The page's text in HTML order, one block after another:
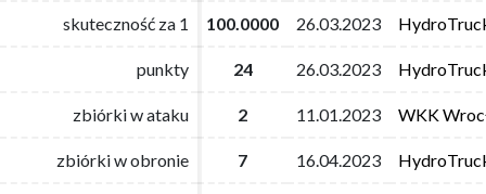
skuteczność za 1 100.0000 26.03.2023
punkty 24 26.03.2023
zbiórki w ataku 2 11.01.2023 WKK
zbiórki w obronie 7 16.04.2023
skuteczność za 1 100.0000 26.03.2023
punkty 24 26.03.2023
zbiórki w ataku 2 11.01.2023 WKK
zbiórki w obronie 7 16.04.2023